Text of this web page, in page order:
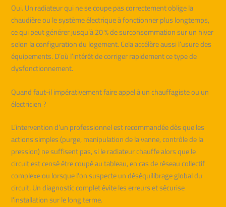
Oui. Un radiateur qui ne se coupe pas correctement oblige la
chaudière ou le système électrique à fonctionner plus longtemps,
ce qui peut générer jusqu’à 20 % de surconsommation sur un hiver
selon la configuration du logement. Cela accélère aussi l’usure des
équipements. D’où l’intérêt de corriger rapidement ce type de
dysfonctionnement.
Quand faut-il impérativement faire appel à un chauffagiste ou un
électricien ?
L’intervention d’un professionnel est recommandée dès que les
actions simples (purge, manipulation de la vanne, contrôle de la
pression) ne suffisent pas, si le radiateur chauffe alors que le
circuit est censé être coupé au tableau, en cas de réseau collectif
complexe ou lorsque l’on suspecte un déséquilibrage global du
circuit. Un diagnostic complet évite les erreurs et sécurise
l’installation sur le long terme.